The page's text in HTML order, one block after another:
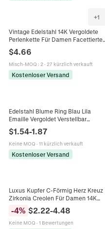
+1
Vintage Edelstahl 14K Vergoldete
Perlenkette Für Damen Facettierter
Ovaler Naturstein Anhänger
Schmuck Geschenk
$4.66
Misch-MOQ : 2· 27 kürzlich verkauft
Kostenloser Versand
Edelstahl Blume Ring Blau Lila
Emaille Vergoldet Verstellbar
Schmuck Für Damen Täglich
Geschenk
$1.54-1.87
Keine MOQ · 11 kürzlich verkauft
Kostenloser Versand
Luxus Kupfer C-Förmig Herz Kreuz
Zirkonia Creolen Für Damen 14K
Vergoldet Geometrisch Mode
Schmuck Accessoires
-4% $2.22-4.48
Keine MOQ · 1 Bewertungen